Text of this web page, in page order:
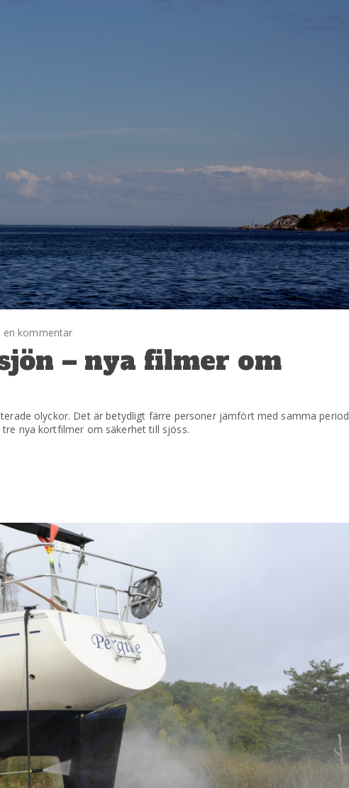
en kommentar
– nya filmer om
olyckor. Det är betydligt färre personer jämfört med samma period
nya kortfilmer om säkerhet till sjöss.